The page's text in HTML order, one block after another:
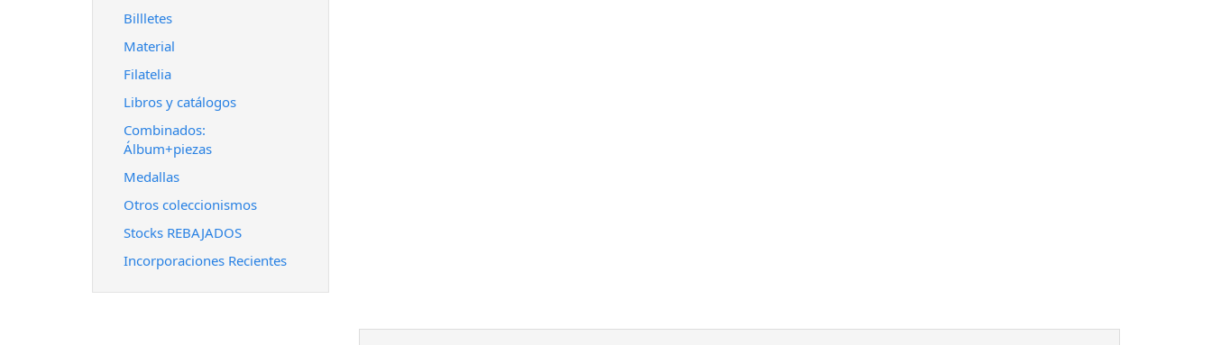
Billletes
Material
Filatelia
Libros y catálogos
Combinados:
Álbum+piezas
Medallas
Otros coleccionismos
Stocks REBAJADOS
Incorporaciones Recientes